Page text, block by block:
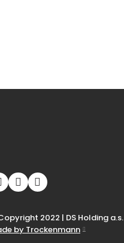
2022 | DS Holding a.s.
by Trockenmann